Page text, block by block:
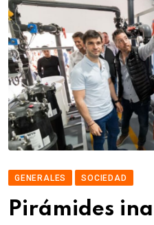
GENERALES SOCIEDAD
Pirámides